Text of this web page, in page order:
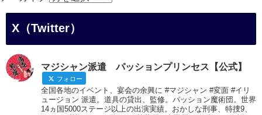
X（Twitter）
マジシャン派遣 パッションプリンセス【公式】
フォロー
全国各地のイベント、宴会の余興に #マジシャン #変面 #イリ
ュージョン 派遣。道具の貸出、監修。パッション魔術団。世界
14ヵ国5000ステージ以上の出演実績。おかしな刑事、特捜9、